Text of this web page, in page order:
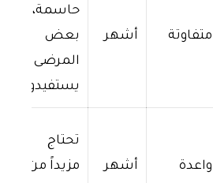
متفاوتة أشهر
حاسمة،
بعض
المرضى
يستفيدون
واعدة أشهر
تحتاج
مزيداً من